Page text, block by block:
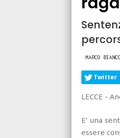
MARCO BIANCO
Twitter
LECCE -
E' una
essere